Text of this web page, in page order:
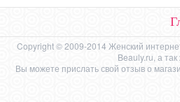
Copyright © 2009-2014 Женский
Beauly.ru, а
Вы можете прислать свой отзыв о